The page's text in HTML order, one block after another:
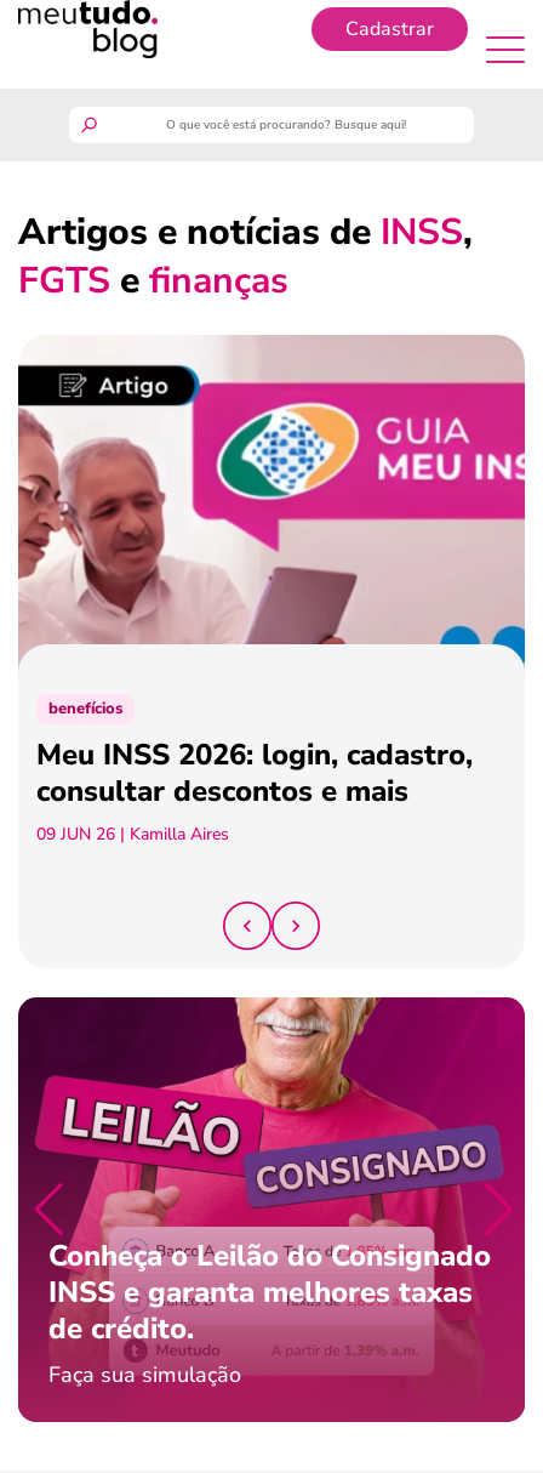
Cadastrar
guia do trabalhador
benefícios
crédito fácil
últimas notícias
ferramentas
Artigos e notícias de INSS,
FGTS efinanças
benefícios
Meu INSS 2026: login, cadastro,
consultar descontos e mais
09 JUN 26 | Kamilla Aires
Conheça o Leilão do Consignado
INSS e garanta melhores taxas
de crédito.
Faça sua simulação